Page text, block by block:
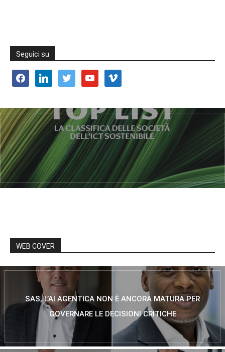
Seguici su
facebooklinkedin twitter youtube vimeo
WEB COVER
SAS, L’AI AGENTICA NON È ANCORA MATURA PER
GOVERNARE LE DECISIONI CRITICHE